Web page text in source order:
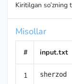
Kiritilgan so’zning
Misollar
# input.txt
1 sherzod